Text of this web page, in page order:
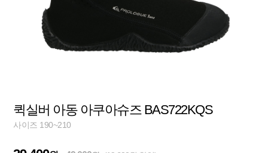
퀵실버 아동 아쿠아슈즈 BAS722KQS
사이즈 190~210